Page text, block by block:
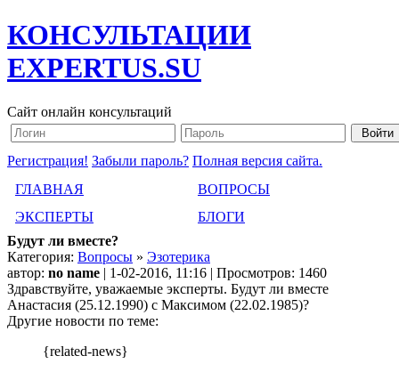
КОНСУЛЬТАЦИИ
EXPERTUS.SU
Сайт онлайн консультаций
Регистрация! Забыли пароль? Полная версия сайта.
ГЛАВНАЯ
ВОПРОСЫ
ЭКСПЕРТЫ
БЛОГИ
Будут ли вместе?
Категория: Вопросы » Эзотерика
автор: no name | 1-02-2016, 11:16 | Просмотров: 1460
Здравствуйте, уважаемые эксперты. Будут ли вместе
Анастасия (25.12.1990) с Максимом (22.02.1985)?
Другие новости по теме:
{related-news}